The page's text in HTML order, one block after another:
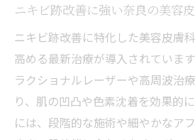
ニキビ跡改善に強い奈良の美容
ニキビ跡改善に特化した美容皮膚
高める最新治療が導入されていま
ラクショナルレーザーや高周波治
り、肌の凹凸や色素沈着を効果的
には、段階的な施術や細やかなア